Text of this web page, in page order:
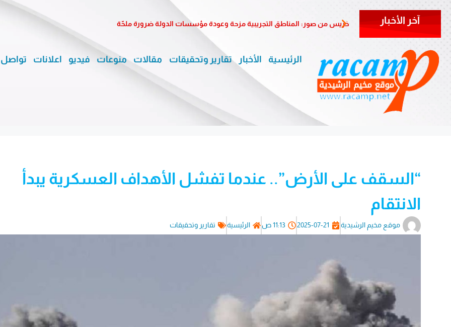
آخر الأخبار خريس من صور: المناطق التجريبية مزحة وعودة مؤسسات الدولة ضرورة ملحّة
الرئيسية الأخبار تقارير وتحقيقات مقالات منوعات فيديو اعلانات تواصل
“السقف على الأرض”.. عندما تفشل الأهداف العسكرية يبدأ
الانتقام
موقع مخيم الرشيدية 2025-07-21 11:13 ص الرئيسية تقارير وتحقيقات